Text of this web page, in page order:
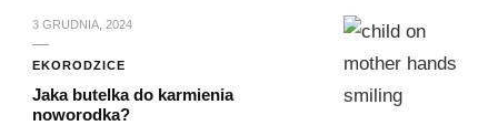
3 GRUDNIA, 2024
EKORODZICE
Jaka butelka do karmienia
noworodka?